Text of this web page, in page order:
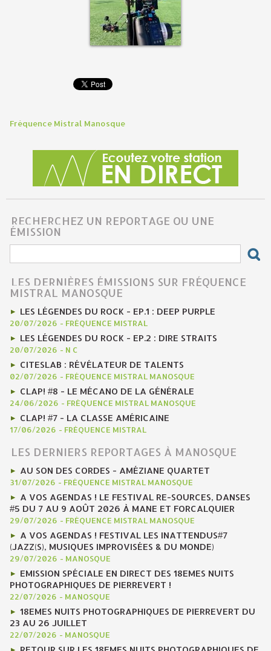
Fréquence Mistral Manosque
RECHERCHEZ UN REPORTAGE OU UNE
ÉMISSION
LES DERNIÈRES ÉMISSIONS SUR FRÉQUENCE
MISTRAL MANOSQUE
LES LÉGENDES DU ROCK - EP.1 : DEEP PURPLE
20/07/2026 - FRÉQUENCE MISTRAL
LES LÉGENDES DU ROCK - EP.2 : DIRE STRAITS
20/07/2026 - N C
CITESLAB : RÉVÉLATEUR DE TALENTS
02/07/2026 - FRÉQUENCE MISTRAL MANOSQUE
CLAP! #8 - LE MÉCANO DE LA GÉNÉRALE
24/06/2026 - FRÉQUENCE MISTRAL MANOSQUE
CLAP! #7 - LA CLASSE AMÉRICAINE
17/06/2026 - FRÉQUENCE MISTRAL
LES DERNIERS REPORTAGES À MANOSQUE
AU SON DES CORDES - AMÉZIANE QUARTET
31/07/2026 - FRÉQUENCE MISTRAL MANOSQUE
A VOS AGENDAS ! LE FESTIVAL RE-SOURCES, DANSES
#5 DU 7 AU 9 AOÛT 2026 À MANE ET FORCALQUIER
29/07/2026 - FRÉQUENCE MISTRAL MANOSQUE
A VOS AGENDAS ! FESTIVAL LES INATTENDUS#7
(JAZZ(S), MUSIQUES IMPROVISÉES & DU MONDE)
29/07/2026 - MANOSQUE
EMISSION SPÉCIALE EN DIRECT DES 18EMES NUITS
PHOTOGRAPHIQUES DE PIERREVERT !
22/07/2026 - MANOSQUE
18EMES NUITS PHOTOGRAPHIQUES DE PIERREVERT DU
23 AU 26 JUILLET
22/07/2026 - MANOSQUE